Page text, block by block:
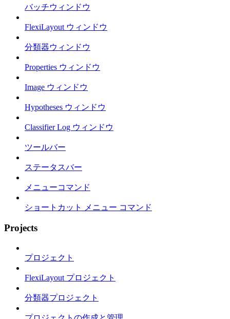
バッチウィンドウ
FlexiLayout ウィンドウ
分類器ウィンドウ
Properties ウィンドウ
Image ウィンドウ
Hypotheses ウィンドウ
Classifier Log ウィンドウ
ツールバー
ステータスバー
メニューコマンド
ショートカット メニュー コマンド
Projects
プロジェクト
FlexiLayout プロジェクト
分類器プロジェクト